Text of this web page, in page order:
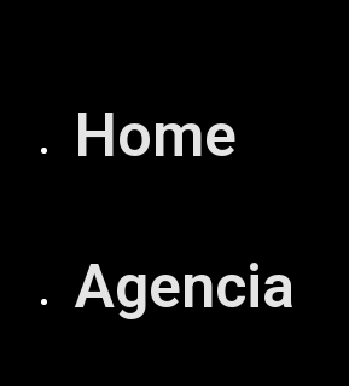
Home
Agencia